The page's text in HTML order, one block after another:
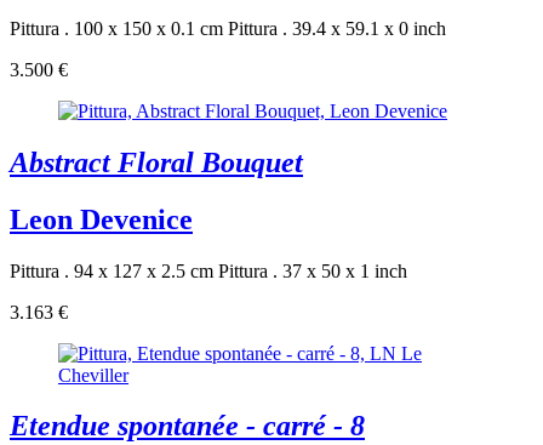
Pittura . 100 x 150 x 0.1 cm Pittura . 39.4 x 59.1 x 0 inch
3.500 €
Abstract Floral Bouquet
Leon Devenice
Pittura . 94 x 127 x 2.5 cm Pittura . 37 x 50 x 1 inch
3.163 €
Etendue spontanée - carré - 8